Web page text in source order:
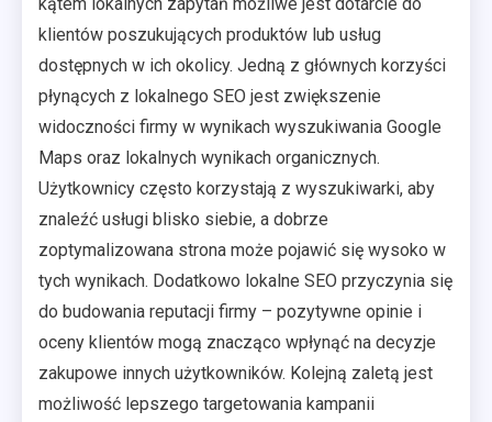
klientów poszukujących produktów lub usług
dostępnych w ich okolicy. Jedną z głównych korzyści
płynących z lokalnego SEO jest zwiększenie
widoczności firmy w wynikach wyszukiwania Google
Maps oraz lokalnych wynikach organicznych.
Użytkownicy często korzystają z wyszukiwarki, aby
znaleźć usługi blisko siebie, a dobrze
zoptymalizowana strona może pojawić się wysoko w
tych wynikach. Dodatkowo lokalne SEO przyczynia się
do budowania reputacji firmy – pozytywne opinie i
oceny klientów mogą znacząco wpłynąć na decyzje
zakupowe innych użytkowników. Kolejną zaletą jest
możliwość lepszego targetowania kampanii